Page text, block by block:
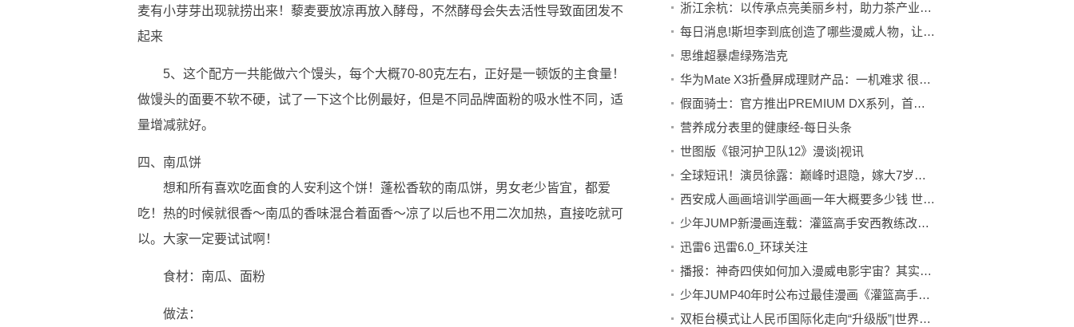
麦有小芽芽出现就捞出来！藜麦要放凉再放入酵母，不然酵母会失去活性导致面团发不
起来
5、这个配方一共能做六个馒头，每个大概70-80克左右，正好是一顿饭的主食量！
做馒头的面要不软不硬，试了一下这个比例最好，但是不同品牌面粉的吸水性不同，适
量增减就好。
四、南瓜饼
想和所有喜欢吃面食的人安利这个饼！蓬松香软的南瓜饼，男女老少皆宜，都爱
吃！热的时候就很香～南瓜的香味混合着面香～凉了以后也不用二次加热，直接吃就可
以。大家一定要试试啊！
食材：南瓜、面粉
做法：
浙江余杭：以传承点亮美丽乡村，助力茶产业发展
每日消息!斯坦李到底创造了哪些漫威人物，让他足以封神漫画界？
思维超暴虐绿殇浩克
华为Mate X3折叠屏成理财产品：一机难求 很多人想买
假面骑士：官方推出PREMIUM DX系列，首弹为忍者带扣，Blacksun的珍藏人偶预告公开
营养成分表里的健康经-每日头条
世图版《银河护卫队12》漫谈|视讯
全球短讯！演员徐露：巅峰时退隐，嫁大7岁导演，48岁和19岁女儿似姐妹-今日头条
西安成人画画培训学画画一年大概要多少钱 世界速读
少年JUMP新漫画连载：灌篮高手安西教练改行当杀手了？
迅雷6 迅雷6.0_环球关注
播报：神奇四侠如何加入漫威电影宇宙？其实《美国队长》就在铺垫了
少年JUMP40年时公布过最佳漫画《灌篮高手》第二名，三井最佳配角
双柜台模式让人民币国际化走向“升级版”|世界速读